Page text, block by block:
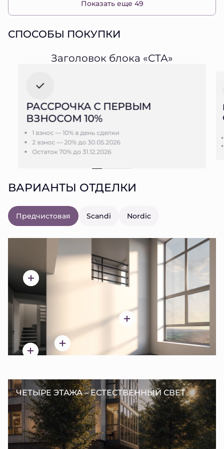
Показать еще 49
СПОСОБЫ ПОКУПКИ
Заголовок блока «СТА»
РАССРОЧКА С ПЕРВЫМ
ВЗНОСОМ 10%
1 взнос — 10% в день сделки
2 взнос — 20% до 30.05.2026
Остаток 70% до 31.12.2026
ВАРИАНТЫ ОТДЕЛКИ
Предчистовая Scandi Nordic
ЧЕТЫРЕ ЭТАЖА – ЕСТЕСТВЕННЫЙ СВЕТ